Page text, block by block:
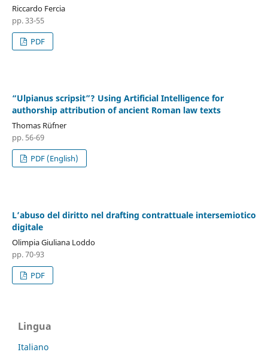
Riccardo Fercia
pp. 33-55
PDF
“Ulpianus scripsit”? Using Artificial Intelligence for
authorship attribution of ancient Roman law texts
Thomas Rüfner
pp. 56-69
PDF (English)
L’abuso del diritto nel drafting contrattuale intersemiotico
digitale
Olimpia Giuliana Loddo
pp. 70-93
PDF
Lingua
Italiano